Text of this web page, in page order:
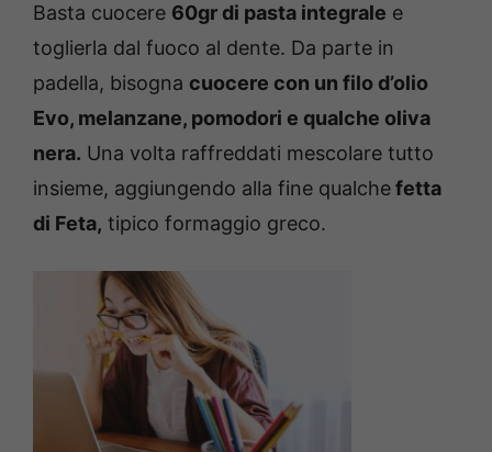
Basta cuocere 60gr di pasta integrale e
toglierla dal fuoco al dente. Da parte in
padella, bisogna cuocere con un filo d’olio
Evo, melanzane, pomodori e qualche oliva
nera. Una volta raffreddati mescolare tutto
insieme, aggiungendo alla fine qualchefetta
di Feta, tipico formaggio greco.